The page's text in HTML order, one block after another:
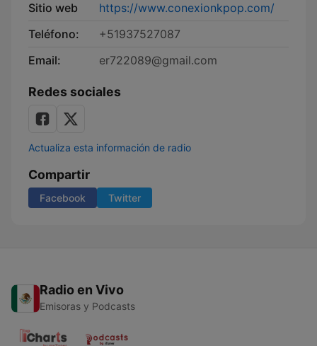
Sitio web
https://www.conexionkpop.com/
Teléfono:
+51937527087
Email:
er722089@gmail.com
Redes sociales
Actualiza esta información de radio
Compartir
Facebook Twitter
Radio en Vivo
Emisoras y Podcasts